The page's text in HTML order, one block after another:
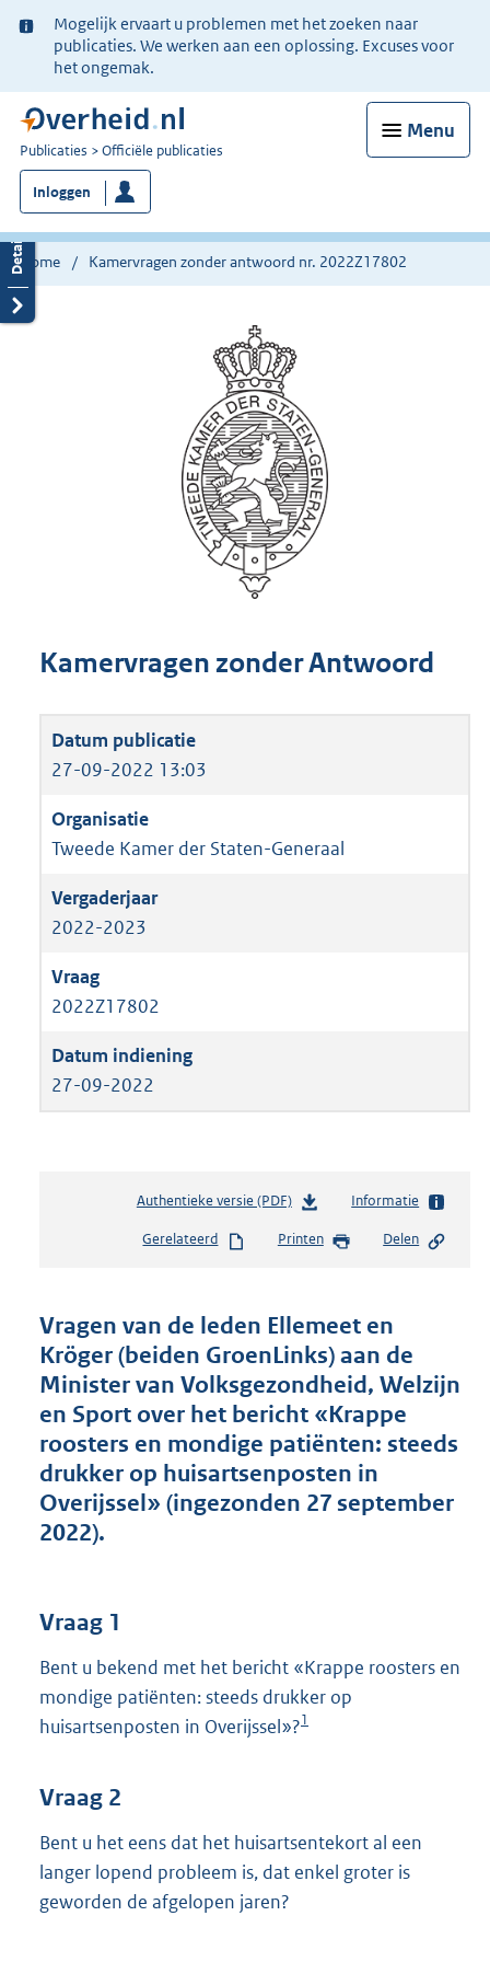
Ter
informatie:
Mogelijk ervaart u problemen met het zoeken naar
publicaties. We werken aan een oplossing. Excuses voor
het ongemak.
Menu
U
bent
nu
hier:
Publicaties Officiële publicaties
Inloggen
Home Kamervragen zonder antwoord nr. 2022Z17802
Kamervragen zonder Antwoord
27-09-2022 13:03
Tweede Kamer der Staten-Generaal
2022-2023
2022Z17802
27-09-2022
Authentieke versie (PDF)b
s
d
s
g
r
o
t
t
Informatie
Gerelateerd Printen Delen
Vragen van de leden Ellemeet en
Kröger (beiden GroenLinks) aan de
Minister van Volksgezondheid, Welzijn
en Sport over het bericht «Krappe
roosters en mondige patiënten: steeds
drukker op huisartsenposten in
Overijssel» (ingezonden 27 september
2022).
Vraag 1
Bent u bekend met het bericht «Krappe roosters en
mondige patiënten: steeds drukker op
huisartsenposten in Overijssel»?1
Vraag 2
Bent u het eens dat het huisartsentekort al een
langer lopend probleem is, dat enkel groter is
geworden de afgelopen jaren?